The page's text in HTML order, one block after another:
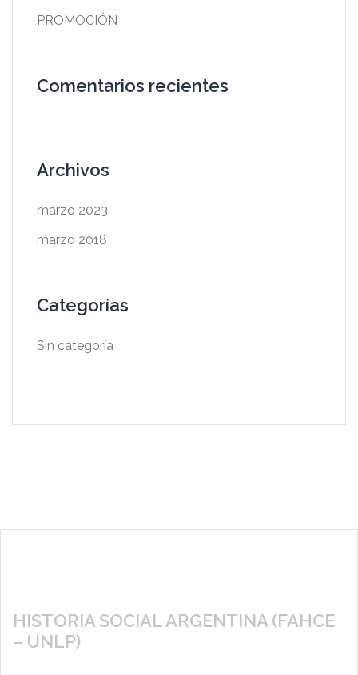
PROMOCIÓN
Comentarios recientes
Archivos
marzo 2023
marzo 2018
Categorías
Sin categoría
HISTORIA SOCIAL ARGENTINA (FAHCE
– UNLP)